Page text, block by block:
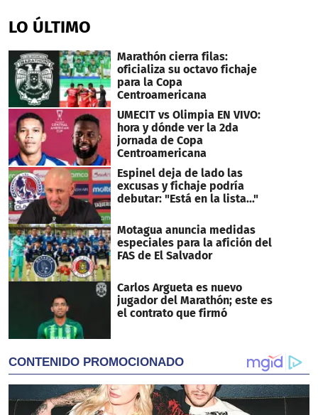
of
22
LO ÚLTIMO
Marathón cierra filas:
oficializa su octavo fichaje
para la Copa
Centroamericana
UMECIT vs Olimpia EN VIVO:
hora y dónde ver la 2da
jornada de Copa
Centroamericana
Espinel deja de lado las
excusas y fichaje podría
debutar: "Está en la lista..."
Motagua anuncia medidas
especiales para la afición del
FAS de El Salvador
Carlos Argueta es nuevo
jugador del Marathón; este es
el contrato que firmó